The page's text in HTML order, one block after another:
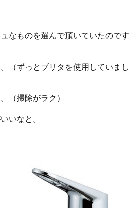
なものを選んで頂いていたのです
（ずっとブリタを使用していまし
（掃除がラク）
いなと。